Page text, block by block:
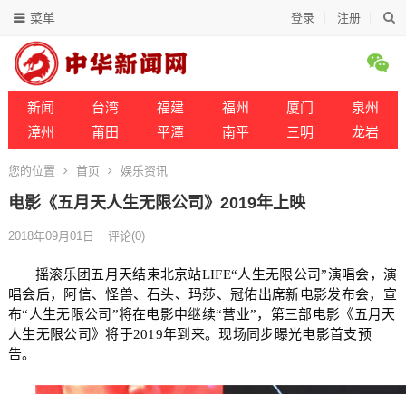
登录 注册
菜单
新闻 台湾 福建 福州 厦门
泉州
漳州
莆田 平潭 南平 三明 龙岩
您的位置 首页 娱乐资讯
电影《五月天人生无限公司》2019年上映
2018年09月01日 评论(0)
摇滚乐团五月天结束北京站LIFE“人生无限公司”演唱会，演
唱会后，阿信、怪兽、石头、玛莎、冠佑出席新电影发布会，宣
布“人生无限公司”将在电影中继续“营业”，第三部电影《五月天
人生无限公司》将于2019年到来。现场同步曝光电影首支预
告。